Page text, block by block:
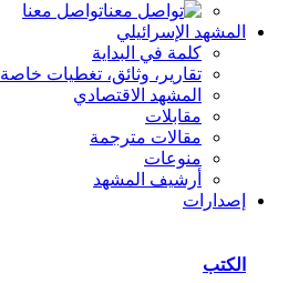
تواصل معنا
المشهد الإسرائيلي
كلمة في البداية
تقارير، وثائق، تغطيات خاصة
المشهد الاقتصادي
مقابلات
مقالات مترجمة
منوعات
أرشيف المشهد
إصدارات
الكتب